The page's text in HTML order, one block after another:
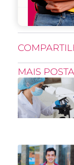
MAIS